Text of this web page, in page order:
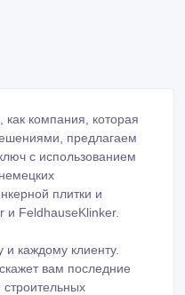
компания, которая
предлагаем
с использованием
плитки и
и FeldhauseKlinker.
каждому клиенту.
вам последние